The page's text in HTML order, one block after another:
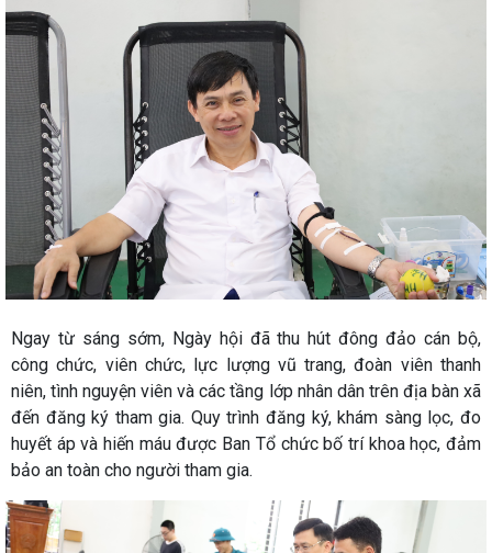
Ngay từ sáng sớm, Ngày hội đã thu hút đông đảo cán bộ,
công chức, viên chức, lực lượng vũ trang, đoàn viên thanh
niên, tình nguyện viên và các tầng lớp nhân dân trên địa bàn xã
đến đăng ký tham gia. Quy trình đăng ký, khám sàng lọc, đo
huyết áp và hiến máu được Ban Tổ chức bố trí khoa học, đảm
bảo an toàn cho người tham gia.